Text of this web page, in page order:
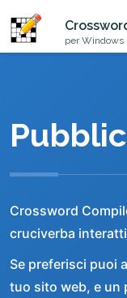
per Windows
Crossword
cruciverba
Se preferisci puoi
tuo sito web, e un